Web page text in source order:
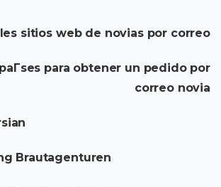
sitios web de novias por correo
para obtener un pedido por
correo novia
Brautagenturen